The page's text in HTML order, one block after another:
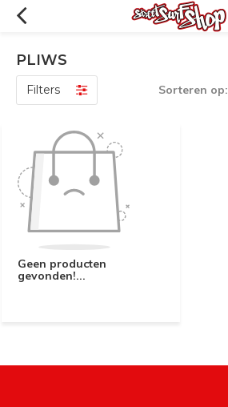
PLIWS
Filters Sorteren op:
Geen producten
gevonden!...